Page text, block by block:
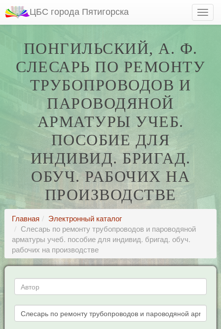
ЦБС города Пятигорска
ПОНГИЛЬСКИЙ, А. Ф.
СЛЕСАРЬ ПО РЕМОНТУ
ТРУБОПРОВОДОВ И
ПАРОВОДЯНОЙ
АРМАТУРЫ УЧЕБ.
ПОСОБИЕ ДЛЯ
ИНДИВИД. БРИГАД.
ОБУЧ. РАБОЧИХ НА
ПРОИЗВОДСТВЕ
Главная
Электронный каталог
Слесарь по ремонту трубопроводов и пароводяной
арматуры учеб. пособие для индивид. бригад. обуч.
рабочих на производстве